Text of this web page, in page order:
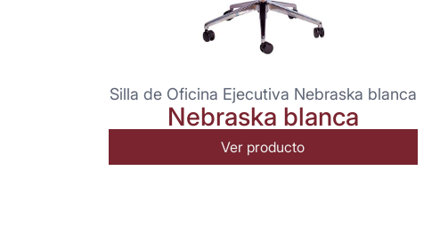
Silla de Oficina Ejecutiva Nebraska blanca
Nebraska blanca
Ver producto